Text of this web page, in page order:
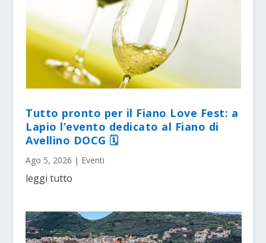
Tutto pronto per il Fiano Love Fest: a
Lapio l’evento dedicato al Fiano di
Avellino DOCG 🗓
Ago 5, 2026 | Eventi
leggi tutto